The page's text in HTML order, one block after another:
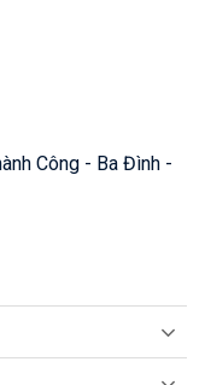
Công - Ba Đình -